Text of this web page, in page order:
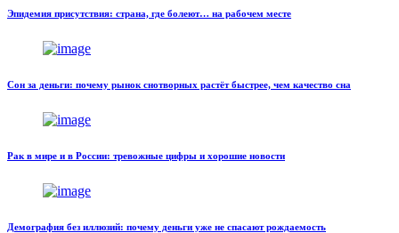
Эпидемия присутствия: страна, где болеют… на рабочем месте
Сон за деньги: почему рынок снотворных растёт быстрее, чем качество сна
Рак в мире и в России: тревожные цифры и хорошие новости
Демография без иллюзий: почему деньги уже не спасают рождаемость